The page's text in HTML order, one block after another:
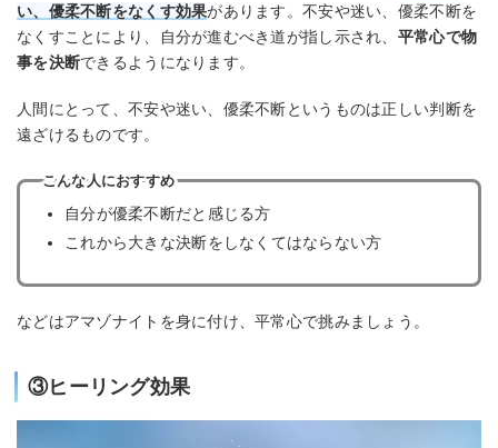
い、優柔不断をなくす効果があります。不安や迷い、優柔不断を
なくすことにより、自分が進むべき道が指し示され、 平常心で物
事を決断できるようになります。
人間にとって、不安や迷い、優柔不断というものは正しい判断を
遠ざけるものです。
こんな人におすすめ
自分が優柔不断だと感じる方
これから大きな決断をしなくてはならない方
などはアマゾナイトを身に付け、平常心で挑みましょう。
③ヒーリング効果